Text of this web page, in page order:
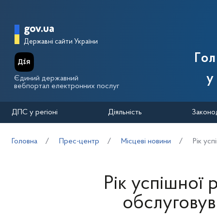
Головна сторінка Державної
gov.ua
Державні сайти України
Єдиний державний
вебпортал електронних послуг
у
ДПС у регіоні Діяльність
Головна Прес-центр Місцеві новини Рік
Рік